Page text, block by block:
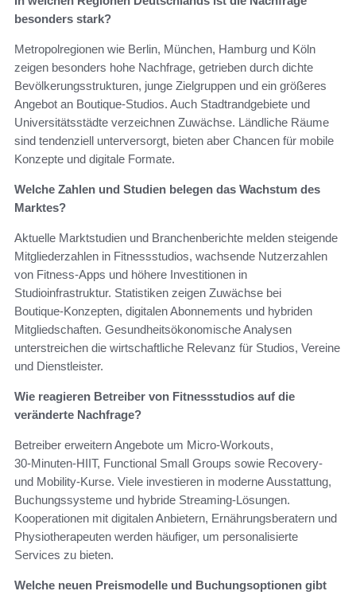
besonders stark?
Metropolregionen wie Berlin, München, Hamburg und Köln
zeigen besonders hohe Nachfrage, getrieben durch dichte
Bevölkerungsstrukturen, junge Zielgruppen und ein größeres
Angebot an Boutique‑Studios. Auch Stadtrandgebiete und
Universitätsstädte verzeichnen Zuwächse. Ländliche Räume
sind tendenziell unterversorgt, bieten aber Chancen für mobile
Konzepte und digitale Formate.
Welche Zahlen und Studien belegen das Wachstum des
Marktes?
Aktuelle Marktstudien und Branchenberichte melden steigende
Mitgliederzahlen in Fitnessstudios, wachsende Nutzerzahlen
von Fitness‑Apps und höhere Investitionen in
Studioinfrastruktur. Statistiken zeigen Zuwächse bei
Boutique‑Konzepten, digitalen Abonnements und hybriden
Mitgliedschaften. Gesundheitsökonomische Analysen
unterstreichen die wirtschaftliche Relevanz für Studios, Vereine
und Dienstleister.
Wie reagieren Betreiber von Fitnessstudios auf die
veränderte Nachfrage?
Betreiber erweitern Angebote um Micro‑Workouts,
30‑Minuten‑HIIT, Functional Small Groups sowie Recovery‑
und Mobility‑Kurse. Viele investieren in moderne Ausstattung,
Buchungssysteme und hybride Streaming‑Lösungen.
Kooperationen mit digitalen Anbietern, Ernährungsberatern und
Physiotherapeuten werden häufiger, um personalisierte
Services zu bieten.
Welche neuen Preismodelle und Buchungsoptionen gibt